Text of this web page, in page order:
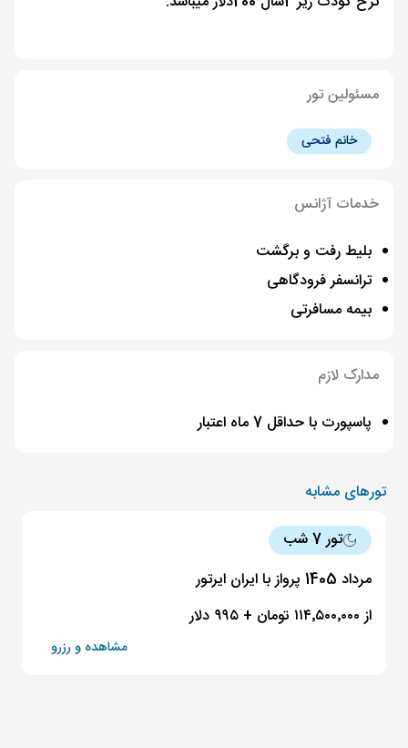
مسئولین تور
خانم فتحی
خدمات آژانس
بلیط رفت و برگشت
ترانسفر فرودگاهی
بیمه مسافرتی
مدارک لازم
پاسپورت با حداقل 7 ماه اعتبار
تورهای مشابه
تور 7 شب
مرداد 1405 پرواز با ایران ایرتور
از ۱۱۴٬۵۰۰٬۰۰۰ تومان + ۹۹۵ دلار
مشاهده و رزرو